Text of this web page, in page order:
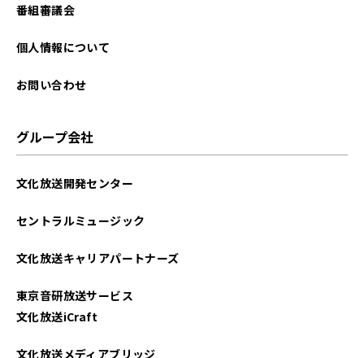
2025年08月
2025年05月
2024年12月
番組審議会
個人情報について
お問い合わせ
グループ会社
文化放送開発センター
セントラルミュージック
文化放送キャリアパートナーズ
東京音研放送サービス
文化放送iCraft
文化放送メディアブリッジ